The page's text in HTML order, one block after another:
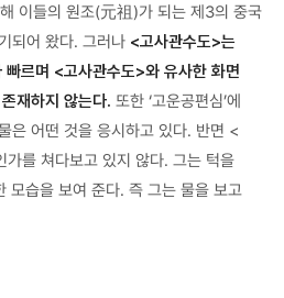
해 이들의 원조(元祖)가 되는 제3의 중국
되어 왔다. 그러나 <고사관수도>는
빠르며 <고사관수도>와 유사한 화면
재하지 않는다. 또한 ‘고운공편심’에
은 어떤 것을 응시하고 있다. 반면 <
를 쳐다보고 있지 않다. 그는 턱을
모습을 보여 준다. 즉 그는 물을 보고